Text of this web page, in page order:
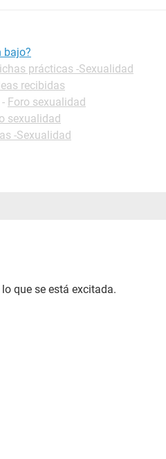
bajo?
prácticas -Sexualidad
recibidas
- Foro sexualidad
sexualidad
-Sexualidad
que se está excitada.